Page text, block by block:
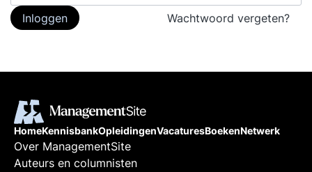
Inloggen Wachtwoord vergeten?
HomeKennisbankOpleidingenVacaturesBoekenNetwerk
Over ManagementSite
Auteurs en columnisten